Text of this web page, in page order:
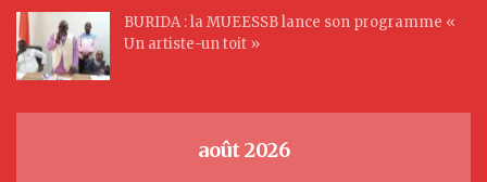
BURIDA : la MUEESSB lance son programme «
Un artiste-un toit »
août 2026